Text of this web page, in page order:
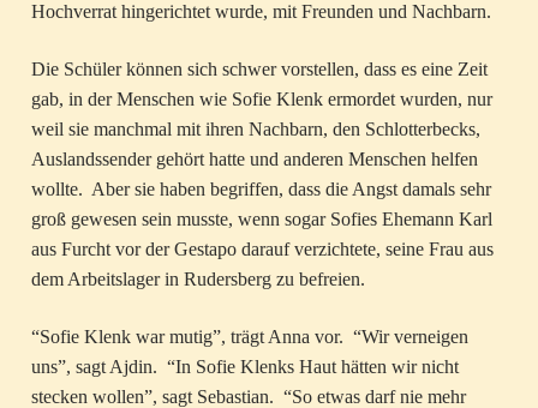
Hochverrat hingerichtet wurde, mit Freunden und Nachbarn.
Die Schüler können sich schwer vorstellen, dass es eine Zeit
gab, in der Menschen wie Sofie Klenk ermordet wurden, nur
weil sie manchmal mit ihren Nachbarn, den Schlotterbecks,
Auslandssender gehört hatte und anderen Menschen helfen
wollte. Aber sie haben begriffen, dass die Angst damals sehr
groß gewesen sein musste, wenn sogar Sofies Ehemann Karl
aus Furcht vor der Gestapo darauf verzichtete, seine Frau aus
dem Arbeitslager in Rudersberg zu befreien.
“Sofie Klenk war mutig”, trägt Anna vor. “Wir verneigen
uns”, sagt Ajdin. “In Sofie Klenks Haut hätten wir nicht
stecken wollen”, sagt Sebastian. “So etwas darf nie mehr